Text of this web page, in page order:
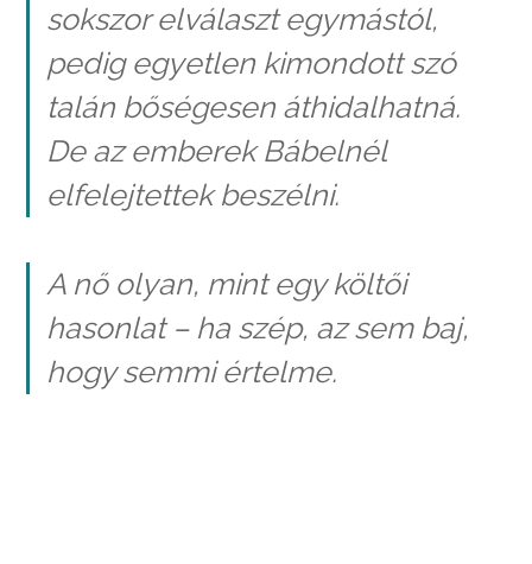
sokszor elválaszt egymástól,
pedig egyetlen kimondott szó
talán bőségesen áthidalhatná.
De az emberek Bábelnél
elfelejtettek beszélni.
A nő olyan, mint egy költői
hasonlat – ha szép, az sem baj,
hogy semmi értelme.